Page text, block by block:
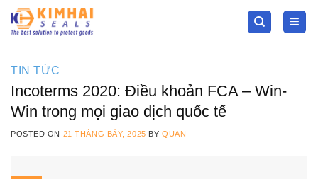
Skip
TIN TỨC
Incoterms 2020: Điều khoản FCA – Win-
Win trong mọi giao dịch quốc tế
POSTED ON 21 THÁNG BẢY, 2025 BY QUAN